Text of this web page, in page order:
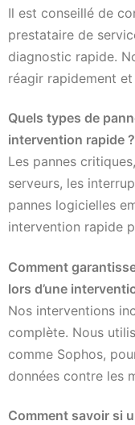
Il est conseillé de
prestataire de
diagnostic rapide.
réagir rapidement
Quels types de
intervention rapide ?
Les pannes
serveurs, les
pannes logicielles
intervention rapide
Comment
lors d’une
Nos interventions
complète. Nous
comme Sophos,
données contre les
Comment savoir si